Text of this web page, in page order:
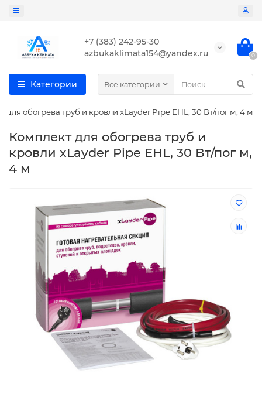
+7 (383) 242-95-30
azbukaklimata154@yandex.ru
0
Категории Все категории
для обогрева труб и кровли xLayder Pipe EHL, 30 Вт/пог м, 4 м
Комплект для обогрева труб и
кровли xLayder Pipe EHL, 30 Вт/пог м,
4 м